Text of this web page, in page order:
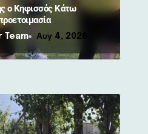
ο Κηφισσός Κάτω
Team Αυγ 4, 2026